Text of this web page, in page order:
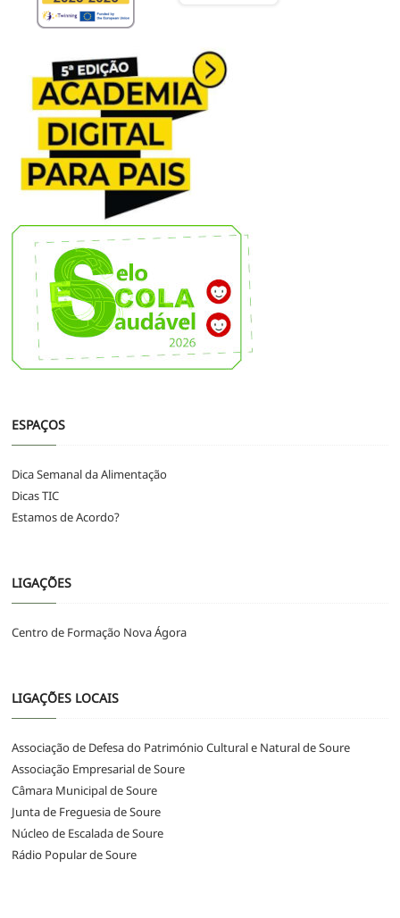
ESPAÇOS
Dica Semanal da Alimentação
Dicas TIC
Estamos de Acordo?
LIGAÇÕES
Centro de Formação Nova Ágora
LIGAÇÕES LOCAIS
Associação de Defesa do Património Cultural e Natural de Soure
Associação Empresarial de Soure
Câmara Municipal de Soure
Junta de Freguesia de Soure
Núcleo de Escalada de Soure
Rádio Popular de Soure